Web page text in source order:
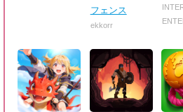
フェンス
ekkorr